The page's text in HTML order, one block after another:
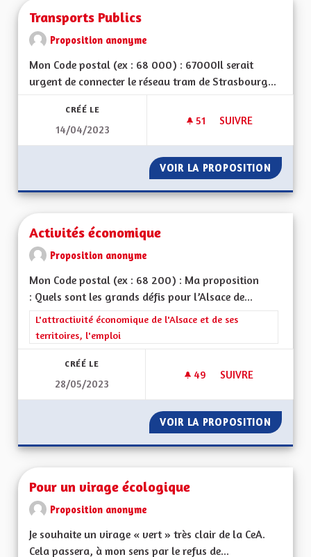
Transports Publics
Proposition anonyme
Mon Code postal (ex : 68 000) : 67000Il serait
urgent de connecter le réseau tram de Strasbourg...
CRÉÉ LE
14/04/2023
51 51 ABONNÉS
SUIVRE
VOIR LA PROPOSITION
Activités économique
Proposition anonyme
Mon Code postal (ex : 68 200) : Ma proposition
: Quels sont les grands défis pour l’Alsace de...
Filtrer les résultats de la catégorie : L'attractivité
L'attractivité économique de l'Alsace et de ses
territoires, l'emploi
CRÉÉ LE
28/05/2023
49 49 ABONNÉS
SUIVRE
VOIR LA PROPOSITION
Pour un virage écologique
Proposition anonyme
Je souhaite un virage « vert » très clair de la CeA.
Cela passera, à mon sens par le refus de...